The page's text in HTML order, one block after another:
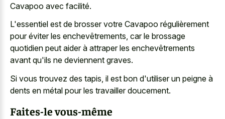
Cavapoo avec facilité.
L'essentiel est de brosser votre Cavapoo régulièrement
pour éviter les enchevêtrements, car le brossage
quotidien peut aider à attraper les enchevêtrements
avant qu'ils ne deviennent graves.
Si vous trouvez des tapis, il est bon d'utiliser un peigne à
dents en métal pour les travailler doucement.
Faites-le vous-même